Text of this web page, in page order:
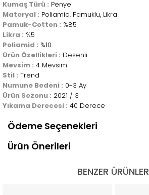
Kumaş Türü : Penye
Materyal : Poliamid, Pamuklu, Likra
Pamuk-Cotton : %85
Likra : %5
Poliamid : %10
Ürün Özellikleri : Desenli
Mevsim : 4 Mevsim
Stil : Trend
Numune Bedeni : 0-3 Ay
Ürün Sezonu : 2021 / 3
Yıkama Derecesi : 40 Derece
Ödeme Seçenekleri
Ürün Önerileri
BENZER ÜRÜNLER